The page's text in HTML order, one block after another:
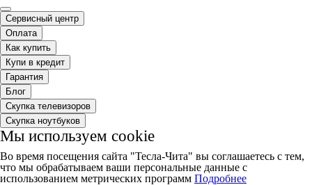
Сервисный центр
Оплата
Как купить
Купи в кредит
Гарантия
Блог
Скупка телевизоров
Скупка ноутбуков
Мы используем cookie
Во время посещения сайта "Тесла-Чита" вы соглашаетесь с тем,
что мы обрабатываем ваши персональные данные с
использованием метрических программ Подробнее